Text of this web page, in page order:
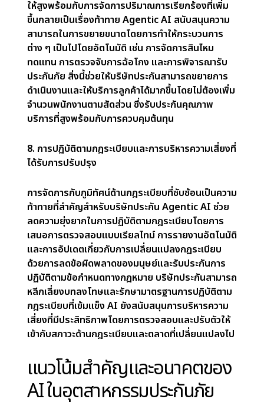
ซึ่งวิธีการแบบดั้งเดิมมักจะจัดการช้าเกินไปใน
กระบวนการ Agentic AI ใช้การวิเคราะห์แบบเรียลไทม์
การจดจำรูปแบบ และการสร้างแบบจำลองเชิง
พยากรณ์ เพื่อระบุกิจกรรมการฉ้อโกงที่กำลังเกิดขึ้น
สามารถตรวจจับสัญญาณอันตราย เช่น การเรียกร้อง
ซ้ำสำหรับเหตุการณ์ที่คล้ายกัน หรือความไม่สอดคล้อง
กันในข้อมูลที่ยื่นมา โดยการป้องกันการฉ้อโกงตั้งแต่
เนิ่น ๆ บริษัทประกันจะประหยัดเวลา ลดความสูญเสีย
ทางการเงิน และรักษาความสมบูรณ์ในการดำเนินงาน
4. ประสบการณ์ลูกค้าที่ได้รับการยกระดับ
ลูกค้าในปัจจุบันต้องการบริการที่เป็นส่วนตัวและเข้าถึง
ได้ง่าย Agentic AI ยกระดับประสบการณ์ของลูกค้า
โดยนำเสนอโซลูชันที่ปรับให้เหมาะสมและการสนับสนุน
ตลอด 24 ชั่วโมงทุกวันผ่านผู้ช่วยเสมือนหรือแชทบอทที่
ขับเคลื่อนด้วย AI เครื่องมือเหล่านี้ให้ความช่วยเหลือ
เกี่ยวกับข้อสงสัย การยื่นสินไหมทดแทน และการ
อัปเดตนโยบายแบบเรียลไทม์ นอกจากนี้ การปรับแต่ง
กรมธรรม์แบบไดนามิกตามพฤติกรรมส่วนบุคคล เช่น
การปรับเบี้ยประกันบ้านเนื่องจากความเสี่ยงด้านสภาพ
อากาศหรือการอัปเกรดความปลอดภัย ทำให้ลูกค้ารู้สึก
5. การพิจารณารับประกันภัยแบบไดนามิกและยืดหยุ่น